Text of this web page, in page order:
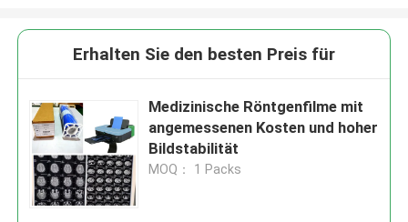
Erhalten Sie den besten Preis für
Medizinische Röntgenfilme mit
angemessenen Kosten und hoher
Bildstabilität
MOQ： 1 Packs